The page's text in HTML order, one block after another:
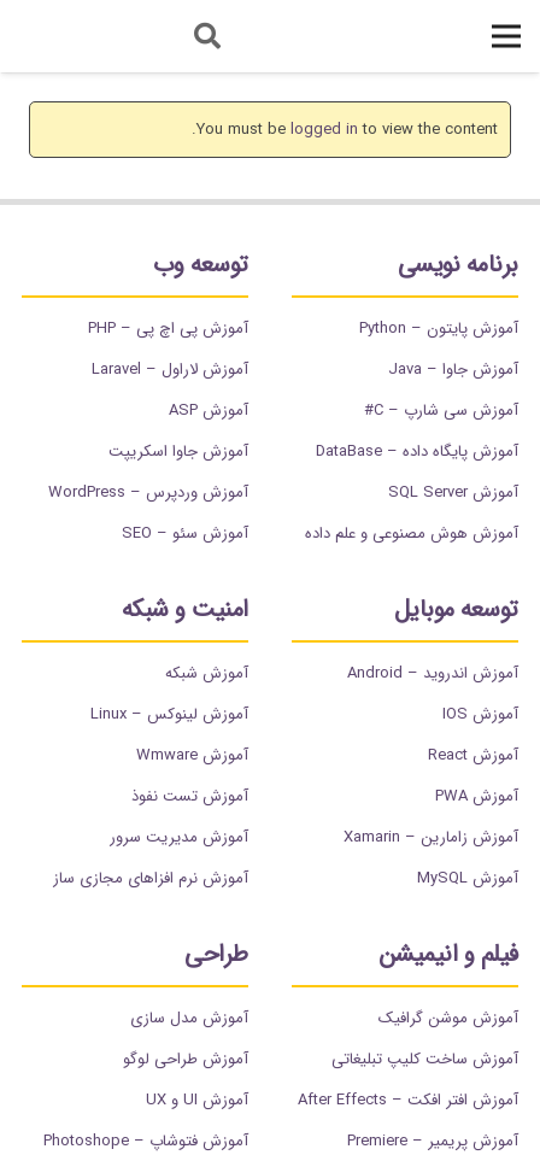
You must belogged into view the content.
برنامه نویسی
آموزش پایتون – Python
آموزش جاوا – Java
آموزش سی شارپ – C#
آموزش پایگاه داده – DataBase
آموزش SQL Server
آموزش هوش مصنوعی و علم داده
توسعه وب
آموزش پی اچ پی – PHP
آموزش لاراول – Laravel
آموزش ASP
آموزش جاوا اسکریپت
آموزش وردپرس – WordPress
آموزش سئو – SEO
توسعه موبایل
آموزش اندروید – Android
آموزش IOS
آموزش React
آموزش PWA
آموزش زامارین – Xamarin
آموزش MySQL
امنیت و شبکه
آموزش شبکه
آموزش لینوکس – Linux
آموزش Wmware
آموزش تست نفوذ
آموزش مدیریت سرور
آموزش نرم افزاهای مجازی ساز
فیلم و انیمیشن
آموزش موشن گرافیک
آموزش ساخت کلیپ تبلیغاتی
آموزش افتر افکت – After Effects
آموزش پریمیر – Premiere
طراحی
آموزش مدل سازی
آموزش طراحی لوگو
آموزش UI و UX
آموزش فتوشاپ – Photoshope